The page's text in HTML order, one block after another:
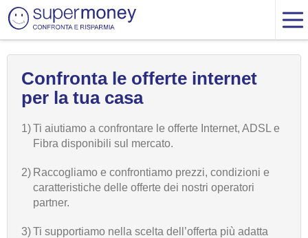
Confronta le offerte internet
per la tua casa
1)Ti aiutiamo a confrontare le offerte Internet, ADSL e
Fibra disponibili sul mercato.
2) Raccogliamo e confrontiamo prezzi, condizioni e
caratteristiche delle offerte dei nostri operatori
partner.
3)Ti supportiamo nella scelta dell’offerta più adatta